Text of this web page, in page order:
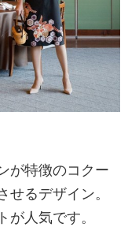
が特徴のコクー
せるデザイン。
人気です。